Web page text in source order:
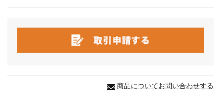
商品についてお問い合わせする